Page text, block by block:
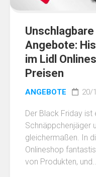
Angebote:
im Lidl
Preisen
ANGEBOTE 20/
Der Black Friday ist
Schnäppchenjäger
gleichermaßen. In
Onlineshop
von Produkten,